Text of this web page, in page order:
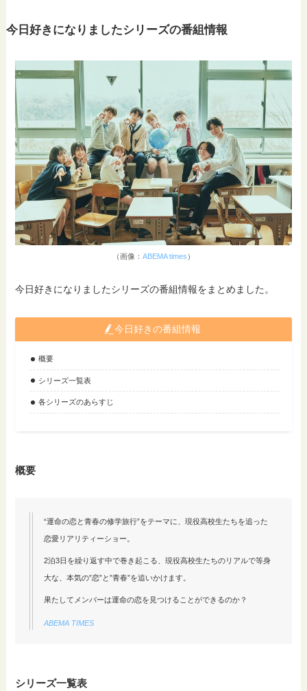
今日好きになりましたシリーズの番組情報
（画像： ABEMA times ）
今日好きになりましたシリーズの番組情報をまとめました。
今日好きの番組情報
概要
シリーズ一覧表
各シリーズのあらすじ
概要
“運命の恋と青春の修学旅行”をテーマに、現役高校生たちを追った
恋愛リアリティーショー。
2泊3日を繰り返す中で巻き起こる、現役高校生たちのリアルで等身
大な、本気の”恋”と”青春”を追いかけます。
果たしてメンバーは運命の恋を見つけることができるのか？
ABEMA TIMES
シリーズ一覧表